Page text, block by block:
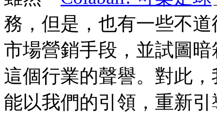
務，但是，也有一些不道
市場營銷手段，並試圖
這個行業的聲譽。對此
能以我們的引領，重新